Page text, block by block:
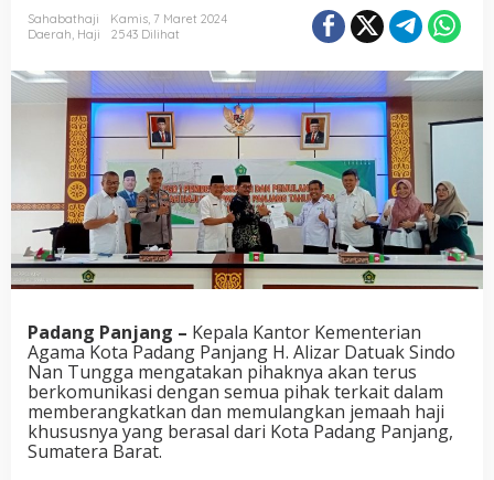
Sahabathaji
Kamis, 7 Maret 2024
Daerah, Haji 2543 Dilihat
Padang Panjang – Kepala Kantor Kementerian
Agama Kota Padang Panjang H. Alizar Datuak Sindo
Nan Tungga mengatakan pihaknya akan terus
berkomunikasi dengan semua pihak terkait dalam
memberangkatkan dan memulangkan jemaah haji
khususnya yang berasal dari Kota Padang Panjang,
Sumatera Barat.